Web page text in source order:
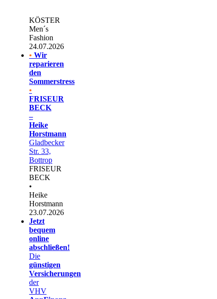
KÖSTER
Men´s
Fashion
24.07.2026
• Wir
reparieren
den
Sommerstress
•
FRISEUR
BECK
–
Heike
Horstmann
Gladbecker
Str. 33,
Bottrop
FRISEUR
BECK
•
Heike
Horstmann
23.07.2026
Jetzt
bequem
online
abschließen!
Die
günstigen
Versicherungen
der
VHV